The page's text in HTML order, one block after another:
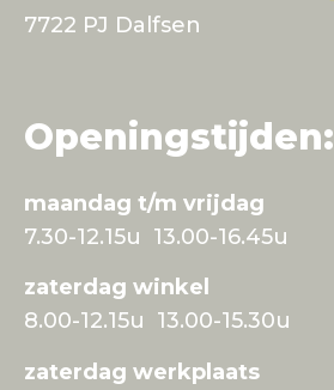
7722 PJ Dalfsen
Openingstijden:
maandag t/m vrijdag
7.30-12.15u 13.00-16.45u
zaterdag winkel
8.00-12.15u 13.00-15.30u
zaterdag werkplaats